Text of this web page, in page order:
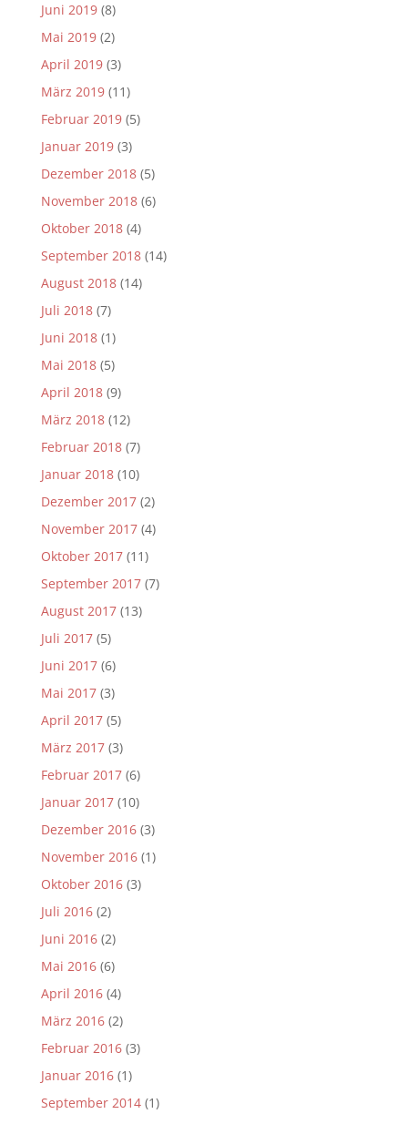
Juni 2019(8)
Mai 2019(2)
April 2019(3)
März 2019(11)
Februar 2019(5)
Januar 2019(3)
Dezember 2018(5)
November 2018(6)
Oktober 2018(4)
September 2018(14)
August 2018(14)
Juli 2018(7)
Juni 2018(1)
Mai 2018(5)
April 2018(9)
März 2018(12)
Februar 2018(7)
Januar 2018(10)
Dezember 2017(2)
November 2017(4)
Oktober 2017(11)
September 2017(7)
August 2017(13)
Juli 2017(5)
Juni 2017(6)
Mai 2017(3)
April 2017(5)
März 2017(3)
Februar 2017(6)
Januar 2017(10)
Dezember 2016(3)
November 2016(1)
Oktober 2016(3)
Juli 2016(2)
Juni 2016(2)
Mai 2016(6)
April 2016(4)
März 2016(2)
Februar 2016(3)
Januar 2016(1)
September 2014(1)